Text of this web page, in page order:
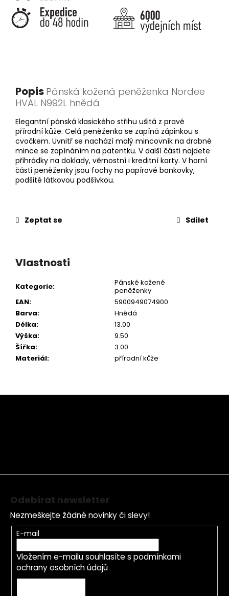
Popis Pánská kožená peněženka Nordee
HVAL N992L hnědá
Elegantní pánská klasického střihu ušitá z pravé
přírodní kůže. Celá peněženka se zapíná zápinkou s
cvočkem. Uvnitř se nachází malý mincovník na drobné
mince se zapínáním na patentku. V další části najdete
přihrádky na doklady, věrnostní i kreditní karty. V horní
části peněženky jsou fochy na papírové bankovky,
podšité látkovou podšívkou.
Zeptat se Sdílet
Vlastnosti
Kategorie:
Pánské kožené
peněženky
EAN:
5900949074900
Barva:
Hnědá
Délka:
13.00
Výška:
9.50
Šířka:
3.00
Materiál: přírodní kůže
Z
Odebírat newsletter
Nezmeškejte žádné novinky či slevy!
E-mail
Vložením e-mailu souhlasíte s podmínkami
ochrany osobních údajů